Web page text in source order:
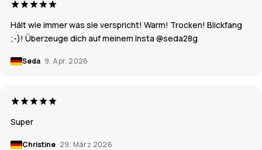
Hält wie immer was sie verspricht! Warm! Trocken! Blickfang
;-)! Überzeuge dich auf meinem Insta @seda28g
Seda 9. Apr. 2026
Super
Christine 29. März 2026